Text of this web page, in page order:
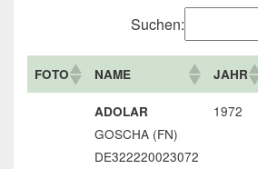
Suchen:
FOTO NAME JAHR
ADOLAR
GOSCHA (FN)
DE322220023072
1972